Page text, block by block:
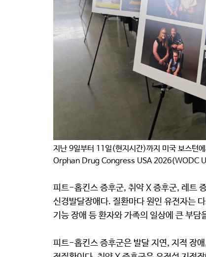
지난 9일부터 11일(현지시간)까지 미국 보스턴
Orphan Drug Congress USA 2026(WODC
피트-홉킨스 증후군, 취약 X 증후군, 레트
신경발달장애다. 질환마다 원인 유전자는
기능 장애 등 환자와 가족의 일상에 큰 부
피트-홉킨스 증후군은 발달 지연, 지적 장